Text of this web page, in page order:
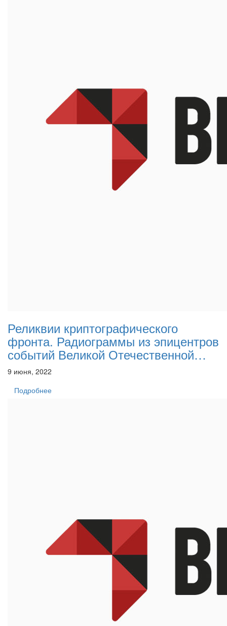
Реликвии криптографического
фронта. Радиограммы из эпицентров
событий Великой Отечественной…
9 июня, 2022
Подробнее